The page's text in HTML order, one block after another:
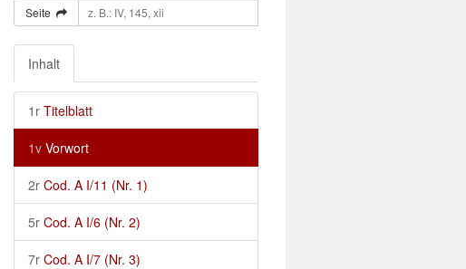
Seite
Inhalt
1r Titelblatt
1v Vorwort
2r Cod. A I/11 (Nr. 1)
5r Cod. A I/6 (Nr. 2)
7r Cod. A I/7 (Nr. 3)